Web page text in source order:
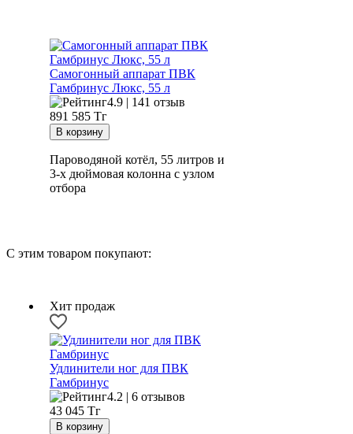
Самогонный аппарат ПВК
Гамбринус Люкс, 55 л
4.9 | 141 отзыв
891 585 Тг
Пароводяной котёл, 55 литров и
3-х дюймовая колонна с узлом
отбора
С этим товаром покупают:
Хит продаж
Удлинители ног для ПВК
Гамбринус
4.2 | 6 отзывов
43 045 Тг